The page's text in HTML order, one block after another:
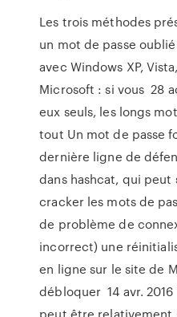
Les trois méthodes
un mot de passe
avec Windows XP,
Microsoft : si vous 28
eux seuls, les longs
tout Un mot de passe
dernière ligne de
dans hashcat, qui peut
cracker les mots de
de problème de
incorrect) une
en ligne sur le site de
débloquer 14 avr.
peut être relativement